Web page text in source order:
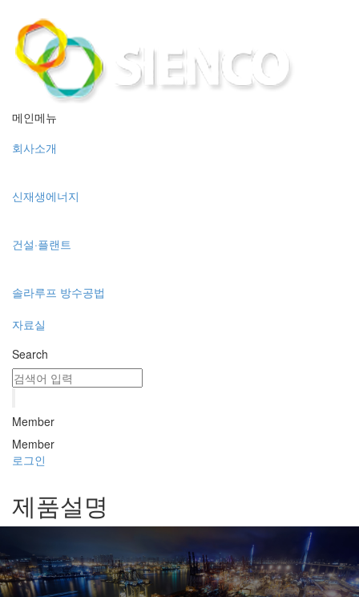
메인메뉴
회사소개
신재생에너지
건설·플랜트
솔라루프 방수공법
자료실
Search
Member
Member
로그인
제품설명